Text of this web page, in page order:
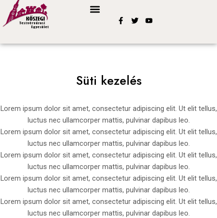
content
F
a
b
-
f
T
w
t
Y
o
u
Süti kezelés
Lorem ipsum dolor sit amet, consectetur adipiscing elit. Ut elit tellus,
luctus nec ullamcorper mattis, pulvinar dapibus leo.
Lorem ipsum dolor sit amet, consectetur adipiscing elit. Ut elit tellus,
luctus nec ullamcorper mattis, pulvinar dapibus leo.
Lorem ipsum dolor sit amet, consectetur adipiscing elit. Ut elit tellus,
luctus nec ullamcorper mattis, pulvinar dapibus leo.
Lorem ipsum dolor sit amet, consectetur adipiscing elit. Ut elit tellus,
luctus nec ullamcorper mattis, pulvinar dapibus leo.
Lorem ipsum dolor sit amet, consectetur adipiscing elit. Ut elit tellus,
luctus nec ullamcorper mattis, pulvinar dapibus leo.